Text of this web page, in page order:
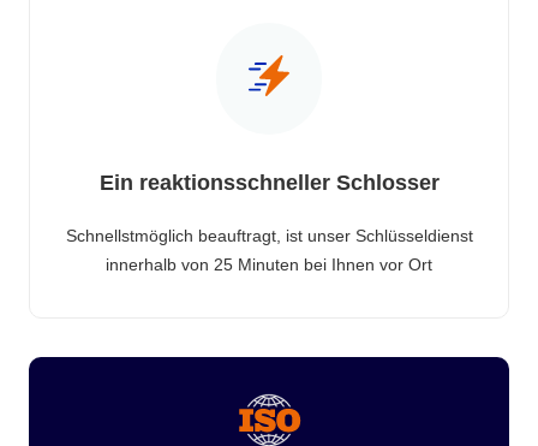
Ein reaktionsschneller Schlosser
Schnellstmöglich beauftragt, ist unser Schlüsseldienst
innerhalb von 25 Minuten bei Ihnen vor Ort